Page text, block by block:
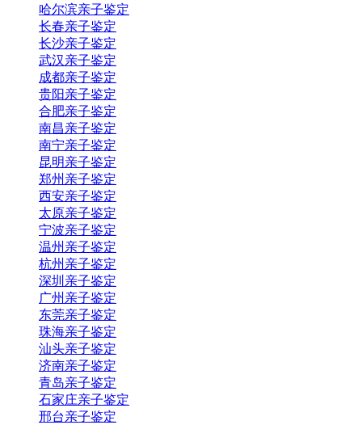
哈尔滨亲子鉴定
长春亲子鉴定
长沙亲子鉴定
武汉亲子鉴定
成都亲子鉴定
贵阳亲子鉴定
合肥亲子鉴定
南昌亲子鉴定
南宁亲子鉴定
昆明亲子鉴定
郑州亲子鉴定
西安亲子鉴定
太原亲子鉴定
宁波亲子鉴定
温州亲子鉴定
杭州亲子鉴定
深圳亲子鉴定
广州亲子鉴定
东莞亲子鉴定
珠海亲子鉴定
汕头亲子鉴定
济南亲子鉴定
青岛亲子鉴定
石家庄亲子鉴定
邢台亲子鉴定